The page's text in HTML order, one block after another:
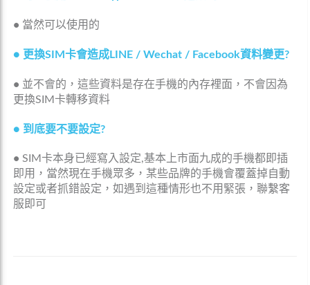
• 當然可以使用的
● 更換SIM卡會造成LINE / Wechat / Facebook資料變更?
• 並不會的，這些資料是存在手機的內存裡面，不會因為
更換SIM卡轉移資料
● 到底要不要設定?
• SIM卡本身已經寫入設定,基本上市面九成的手機都即插
即用，當然現在手機眾多，某些品牌的手機會覆蓋掉自動
設定或者抓錯設定，如遇到這種情形也不用緊張，聯繫客
服即可